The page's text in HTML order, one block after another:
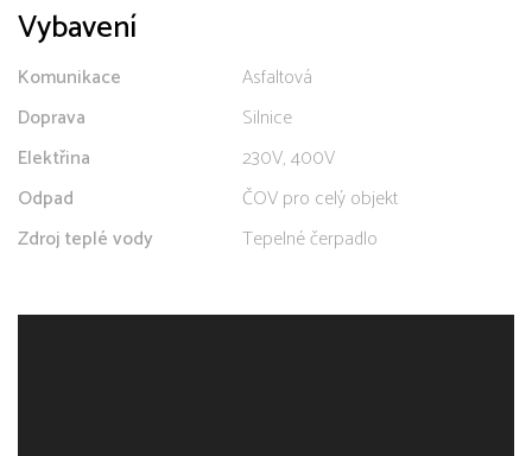
Vybavení
Komunikace
Asfaltová
Doprava
Silnice
Elektřina
230V, 400V
Odpad
ČOV pro celý objekt
Zdroj teplé vody
Tepelné čerpadlo